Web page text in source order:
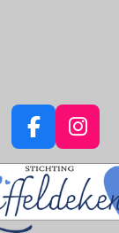
F
c
e
b
I
s
t
a